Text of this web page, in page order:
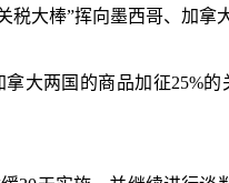
大棒”挥向墨西哥、加拿
大两国的商品加征25%